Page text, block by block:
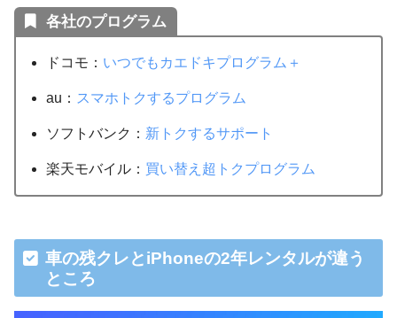
各社のプログラム
ドコモ： いつでもカエドキプログラム＋
au： スマホトクするプログラム
ソフトバンク： 新トクするサポート
楽天モバイル： 買い替え超トクプログラム
車の残クレとiPhoneの2年レンタルが違う
ところ